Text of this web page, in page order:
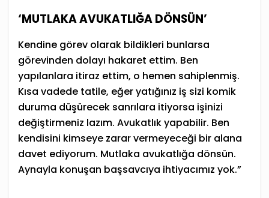
‘MUTLAKA AVUKATLIĞA DÖNSÜN’
Kendine görev olarak bildikleri bunlarsa
görevinden dolayı hakaret ettim. Ben
yapılanlara itiraz ettim, o hemen sahiplenmiş.
Kısa vadede tatile, eğer yatığınız iş sizi komik
duruma düşürecek sanrılara itiyorsa işinizi
değiştirmeniz lazım. Avukatlık yapabilir. Ben
kendisini kimseye zarar vermeyeceği bir alana
davet ediyorum. Mutlaka avukatlığa dönsün.
Aynayla konuşan başsavcıya ihtiyacımız yok.”